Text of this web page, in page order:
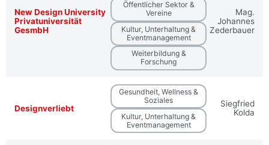
New Design University
Privatuniversität
GesmbH
Öffentlicher Sektor &
Vereine
Kultur, Unterhaltung &
Eventmanagement
Weiterbildung &
Forschung
Mag.
Johannes
Zederbauer
Designverliebt
Gesundheit, Wellness &
Soziales
Kultur, Unterhaltung &
Eventmanagement
Siegfried
Kolda